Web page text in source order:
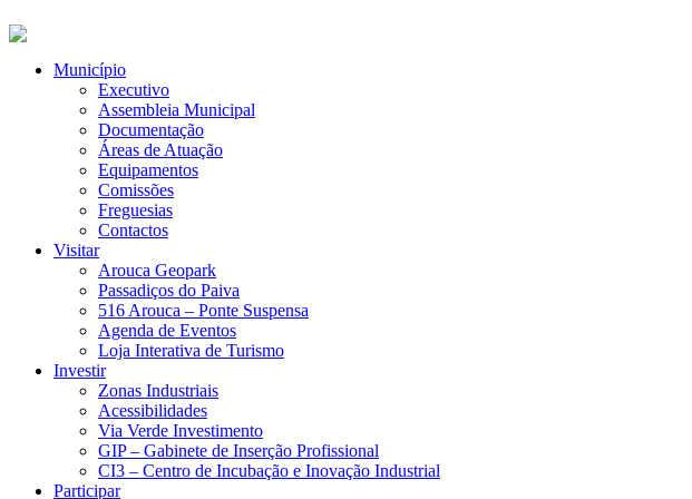
Município
Executivo
Assembleia Municipal
Documentação
Áreas de Atuação
Equipamentos
Comissões
Freguesias
Contactos
Visitar
Arouca Geopark
Passadiços do Paiva
516 Arouca – Ponte Suspensa
Agenda de Eventos
Loja Interativa de Turismo
Investir
Zonas Industriais
Acessibilidades
Via Verde Investimento
GIP – Gabinete de Inserção Profissional
CI3 – Centro de Incubação e Inovação Industrial
Participar